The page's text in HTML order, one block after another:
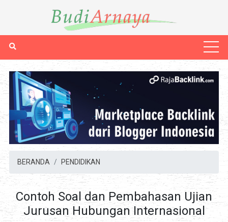
BERANDA PENDIDIKAN
Contoh Soal dan Pembahasan Ujian
Jurusan Hubungan Internasional